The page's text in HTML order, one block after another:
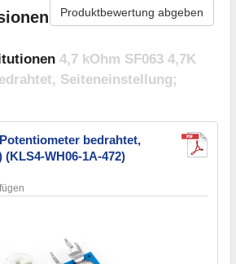
Produktbewertung abgeben
4,7 kOhm SF063 4,7K
Seiteneinstellung;
bedrahtet,
WH06-1A-472)